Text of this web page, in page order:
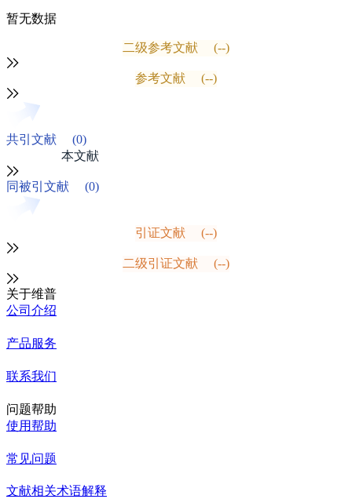
暂无数据
二级参考文献 (--)
参考文献 (--)
共引文献
(0)
本文献
同被引文献 (0)
引证文献 (--)
二级引证文献 (--)
关于维普
公司介绍
产品服务
联系我们
问题帮助
使用帮助
常见问题
文献相关术语解释